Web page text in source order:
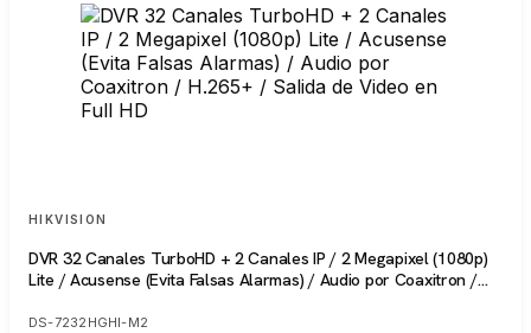
HIKVISION
DVR 32 Canales TurboHD + 2 Canales IP / 2 Megapixel (1080p)
Lite / Acusense (Evita Falsas Alarmas) / Audio por Coaxitron /
DS-7232HGHI-M2